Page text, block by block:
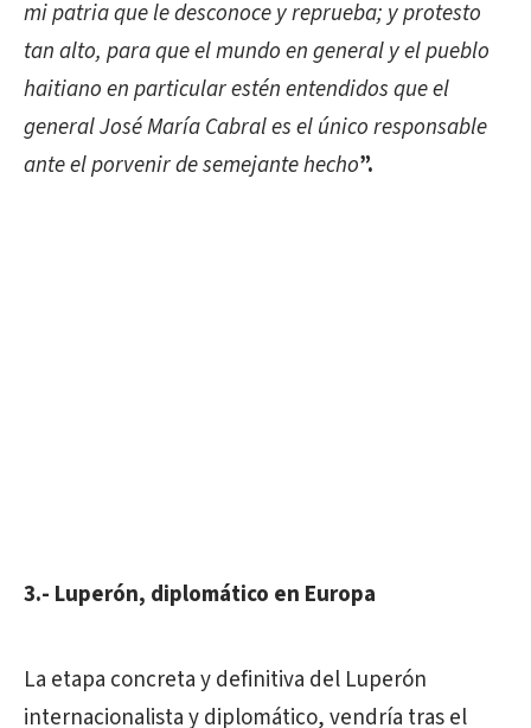
mi patria que le desconoce y reprueba; y protesto
tan alto, para que el mundo en general y el pueblo
haitiano en particular estén entendidos que el
general José María Cabral es el único responsable
ante el porvenir de semejante hecho”.
3.- Luperón, diplomático en Europa
La etapa concreta y definitiva del Luperón
internacionalista y diplomático, vendría tras el